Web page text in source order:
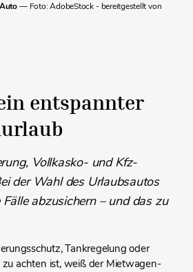
— Foto: AdobeStock - bereitgestellt von
entspannter
Vollkasko- und Kfz-
der Wahl des Urlaubsautos
abzusichern – und das zu
Tankregelung oder
achten ist, weiß der Mietwagen-